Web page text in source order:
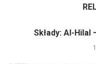
Składy: Al-Hilal